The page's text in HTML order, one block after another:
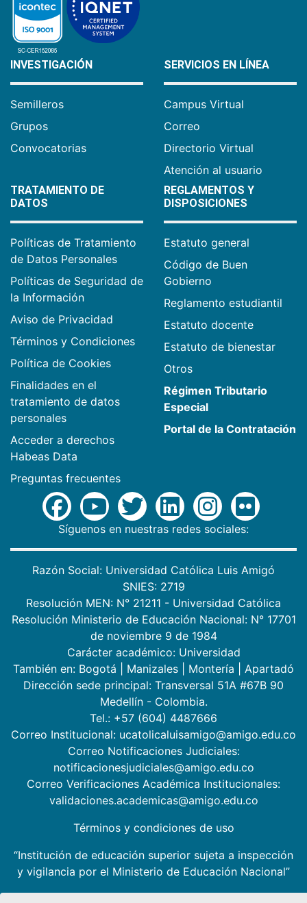
INVESTIGACIÓN
Semilleros
Grupos
Convocatorias
SERVICIOS EN LÍNEA
Campus Virtual
Correo
Directorio Virtual
Atención al usuario
TRATAMIENTO DE
DATOS
Políticas de Tratamiento
de Datos Personales
Políticas de Seguridad de
la Información
Aviso de Privacidad
Términos y Condiciones
Política de Cookies
Finalidades en el
tratamiento de datos
personales
Acceder a derechos
Habeas Data
Preguntas frecuentes
REGLAMENTOS Y
DISPOSICIONES
Estatuto general
Código de Buen
Gobierno
Reglamento estudiantil
Estatuto docente
Estatuto de bienestar
Otros
Régimen Tributario
Especial
Portal de la Contratación
Síguenos en nuestras redes sociales:
Razón Social: Universidad Católica Luis Amigó
SNIES: 2719
Resolución MEN: N° 21211 - Universidad Católica
Resolución Ministerio de Educación Nacional: N° 17701
de noviembre 9 de 1984
Carácter académico: Universidad
También en: Bogotá Manizales Montería
Apartadó
Dirección sede principal: Transversal 51A #67B 90
Medellín - Colombia.
Tel.: +57 (604) 4487666
Correo Institucional: ucatolicaluisamigo@amigo.edu.co
Correo Notificaciones Judiciales:
notificacionesjudiciales@amigo.edu.co
Correo Verificaciones Académica Institucionales:
validaciones.academicas@amigo.edu.co
Términos y condiciones de uso
“Institución de educación superior sujeta a inspección
y vigilancia por el Ministerio de Educación Nacional”